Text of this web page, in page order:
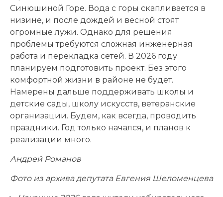
Синюшиной Горе. Вода с горы скапливается в
низине, и после дождей и весной стоят
огромные лужи. Однако для решения
проблемы требуются сложная инженерная
работа и перекладка сетей. В 2026 году
планируем подготовить проект. Без этого
комфортной жизни в районе не будет.
Намерены дальше поддерживать школы и
детские сады, школу искусств, ветеранские
организации. Будем, как всегда, проводить
праздники. Год только начался, и планов к
реализации много.
Андрей Романов
Фото из архива депутата Евгения Шеломенцева